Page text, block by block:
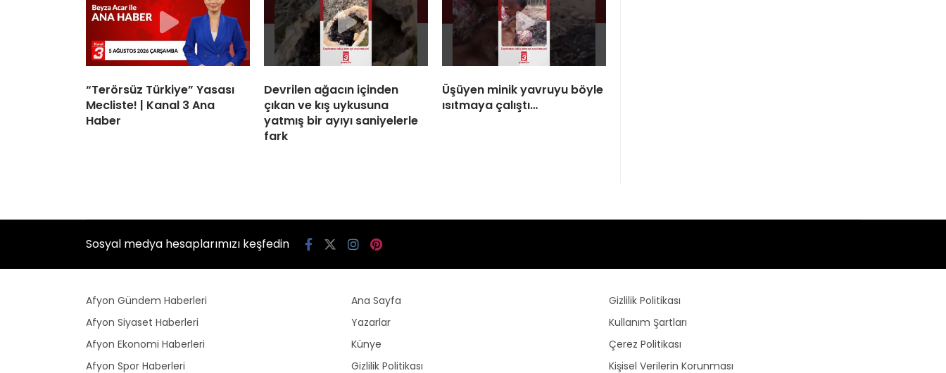
“Terörsüz Türkiye” Yasası
Mecliste! | Kanal 3 Ana
Haber
Devrilen ağacın içinden
çıkan ve kış uykusuna
yatmış bir ayıyı saniyelerle
fark
Üşüyen minik yavruyu böyle
ısıtmaya çalıştı…
Sosyal medya hesaplarımızı keşfedin
Afyon Gündem Haberleri
Afyon Siyaset Haberleri
Afyon Ekonomi Haberleri
Afyon Spor Haberleri
Ana Sayfa
Yazarlar
Künye
Gizlilik Politikası
Gizlilik Politikası
Kullanım Şartları
Çerez Politikası
Kişisel Verilerin Korunması